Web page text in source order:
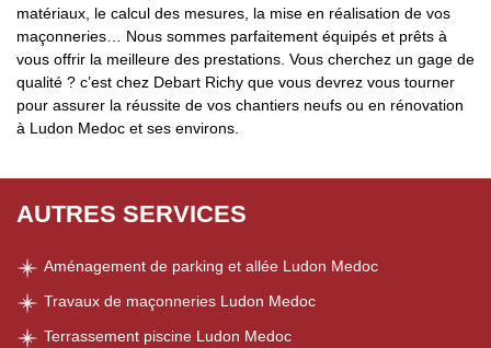
matériaux, le calcul des mesures, la mise en réalisation de vos
maçonneries… Nous sommes parfaitement équipés et prêts à
vous offrir la meilleure des prestations. Vous cherchez un gage de
qualité ? c’est chez Debart Richy que vous devrez vous tourner
pour assurer la réussite de vos chantiers neufs ou en rénovation
à Ludon Medoc et ses environs.
AUTRES SERVICES
Aménagement de parking et allée Ludon Medoc
Travaux de maçonneries Ludon Medoc
Terrassement piscine Ludon Medoc